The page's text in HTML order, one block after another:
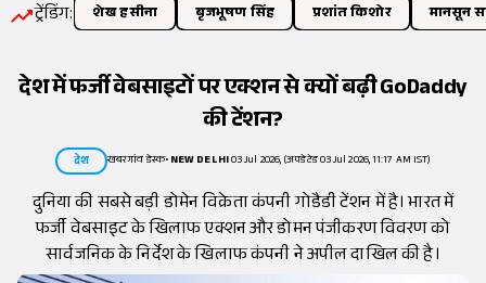
ट्रेंडिंग: शेख हसीना बृजभूषण सिंह प्रशांत किशोर मानसून
देश में फर्जी वेबसाइटों पर एक्शन से क्यों बढ़ी GoDaddy
की टेंशन?
देश खबरगांव डेस्क•NEW DELHI03 Jul 2026, (अपडेटेड 03 Jul 2026, 11:17 AM IST)
दुनिया की सबसे बड़ी डोमेन विक्रेता कंपनी गोडैडी टेंशन में है। भारत में
फर्जी वेबसाइट के खिलाफ एक्शन और डोमन पंजीकरण विवरण को
सार्वजनिक के निर्देश के खिलाफ कंपनी ने अपील दाखिल की है।